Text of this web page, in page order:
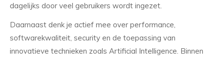
dagelijks door veel gebruikers wordt ingezet.
Daarnaast denk je actief mee over performance,
softwarekwaliteit, security en de toepassing van
innovatieve technieken zoals Artificial Intelligence. Binnen